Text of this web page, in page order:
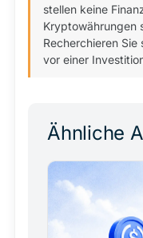
stellen keine
Kryptowährungen
Recherchieren
vor einer
Ähnliche